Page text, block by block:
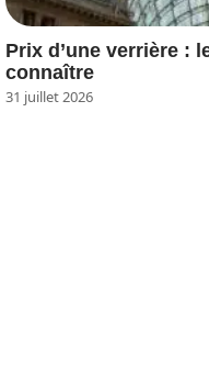
Prix d’une verrière :
connaître
31 juillet 2026